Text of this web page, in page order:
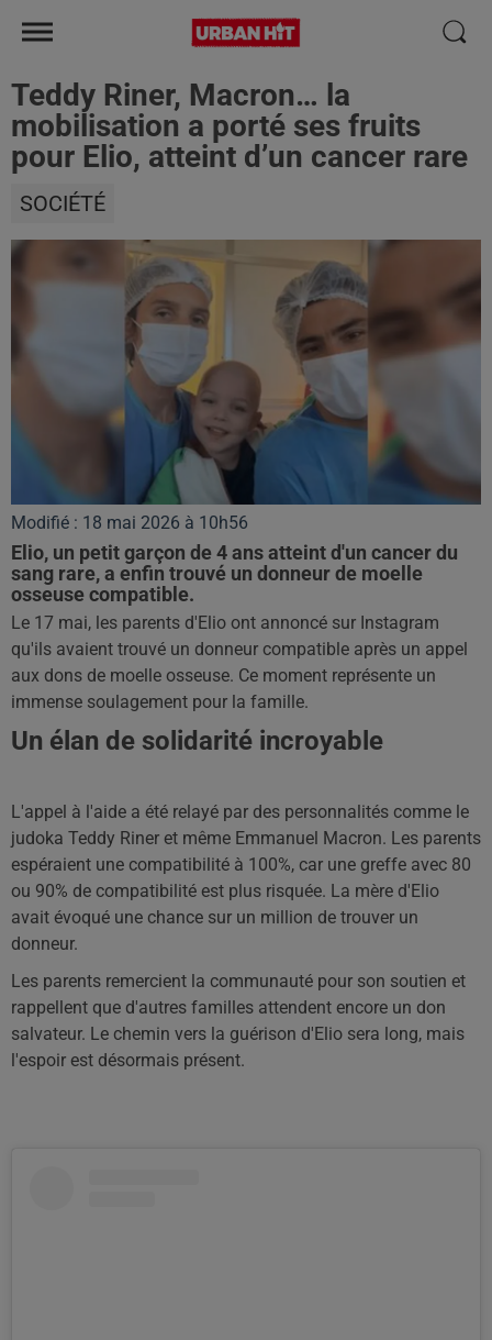
Teddy Riner, Macron… la
mobilisation a porté ses fruits
pour Elio, atteint d’un cancer rare
SOCIÉTÉ
Modifié : 18 mai 2026 à 10h56
Elio, un petit garçon de 4 ans atteint d'un cancer du
sang rare, a enfin trouvé un donneur de moelle
osseuse compatible.
Le 17 mai, les parents d'Elio ont annoncé sur Instagram
qu'ils avaient trouvé un donneur compatible après un appel
aux dons de moelle osseuse. Ce moment représente un
immense soulagement pour la famille.
Un élan de solidarité incroyable
L'appel à l'aide a été relayé par des personnalités comme le
judoka Teddy Riner et même Emmanuel Macron. Les parents
espéraient une compatibilité à 100%, car une greffe avec 80
ou 90% de compatibilité est plus risquée. La mère d'Elio
avait évoqué une chance sur un million de trouver un
donneur.
Les parents remercient la communauté pour son soutien et
rappellent que d'autres familles attendent encore un don
salvateur. Le chemin vers la guérison d'Elio sera long, mais
l'espoir est désormais présent.